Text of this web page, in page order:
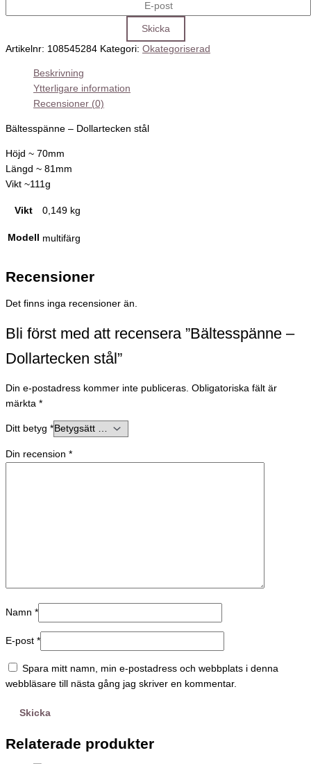
Artikelnr: 108545284 Kategori: Okategoriserad
Beskrivning
Ytterligare information
Recensioner (0)
Bältesspänne – Dollartecken stål
Höjd ~ 70mm
Längd ~ 81mm
Vikt ~111g
Vikt 0,149 kg
Modell multifärg
Recensioner
Det finns inga recensioner än.
Bli först med att recensera ”Bältesspänne –
Dollartecken stål”
Din e-postadress kommer inte publiceras. Obligatoriska fält är
märkta *
Ditt betyg *
Din recension *
Namn *
E-post *
Spara mitt namn, min e-postadress och webbplats i denna
webbläsare till nästa gång jag skriver en kommentar.
Relaterade produkter